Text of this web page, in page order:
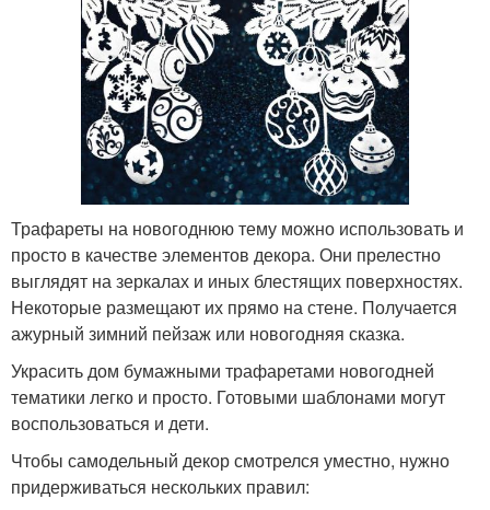
Трафареты на новогоднюю тему можно использовать и
просто в качестве элементов декора. Они прелестно
выглядят на зеркалах и иных блестящих поверхностях.
Некоторые размещают их прямо на стене. Получается
ажурный зимний пейзаж или новогодняя сказка.
Украсить дом бумажными трафаретами новогодней
тематики легко и просто. Готовыми шаблонами могут
воспользоваться и дети.
Чтобы самодельный декор смотрелся уместно, нужно
придерживаться нескольких правил: